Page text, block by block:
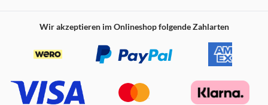
Wir akzeptieren im Onlineshop folgende Zahlarten